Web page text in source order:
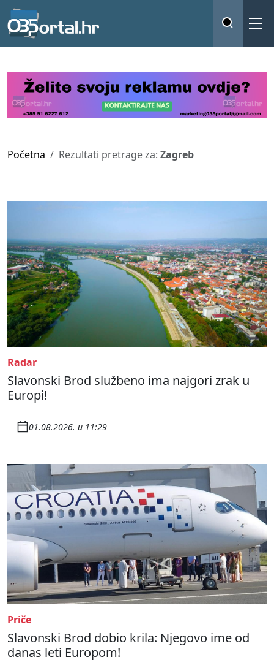
Početna Rezultati pretrage za: Zagreb
Radar
Slavonski Brod službeno ima najgori zrak u
Europi!
01.08.2026. u 11:29
Priče
Slavonski Brod dobio krila: Njegovo ime od
danas leti Europom!